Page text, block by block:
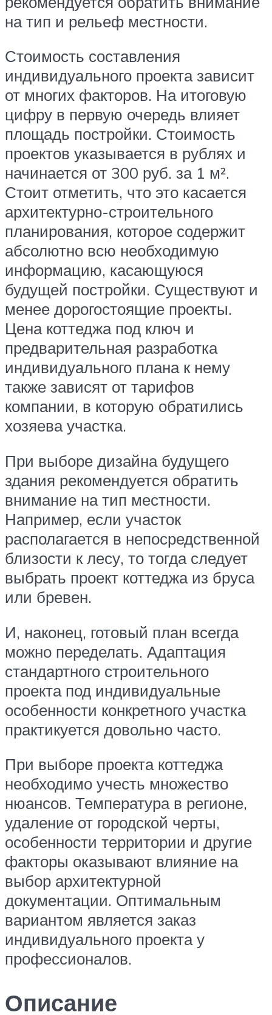
на тип и рельеф местности.
Стоимость составления
индивидуального проекта зависит
от многих факторов. На итоговую
цифру в первую очередь влияет
площадь постройки. Стоимость
проектов указывается в рублях и
начинается от 300 руб. за 1 м².
Стоит отметить, что это касается
архитектурно-строительного
планирования, которое содержит
абсолютно всю необходимую
информацию, касающуюся
будущей постройки. Существуют и
менее дорогостоящие проекты.
Цена коттеджа под ключ и
предварительная разработка
индивидуального плана к нему
также зависят от тарифов
компании, в которую обратились
хозяева участка.
При выборе дизайна будущего
здания рекомендуется обратить
внимание на тип местности.
Например, если участок
располагается в непосредственной
близости к лесу, то тогда следует
выбрать проект коттеджа из бруса
или бревен.
И, наконец, готовый план всегда
можно переделать. Адаптация
стандартного строительного
проекта под индивидуальные
особенности конкретного участка
практикуется довольно часто.
При выборе проекта коттеджа
необходимо учесть множество
нюансов. Температура в регионе,
удаление от городской черты,
особенности территории и другие
факторы оказывают влияние на
выбор архитектурной
документации. Оптимальным
вариантом является заказ
индивидуального проекта у
профессионалов.
Описание